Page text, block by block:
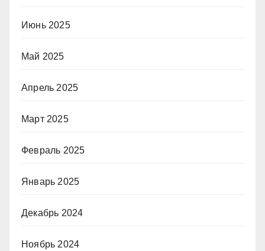
Июнь 2025
Май 2025
Апрель 2025
Март 2025
Февраль 2025
Январь 2025
Декабрь 2024
Ноябрь 2024